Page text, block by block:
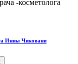
Инны Чиковани